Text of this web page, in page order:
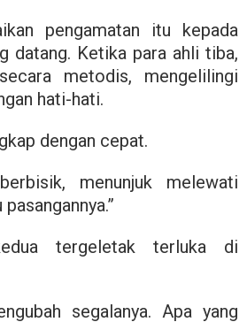
pengamatan itu kepada
datang. Ketika para ahli tiba,
metodis, mengelilingi
hati-hati.
dengan cepat.
menunjuk melewati
tergeletak terluka di
segalanya. Apa yang